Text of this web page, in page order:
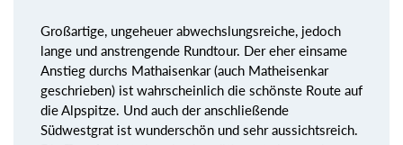
Großartige, ungeheuer abwechslungsreiche, jedoch
lange und anstrengende Rundtour. Der eher einsame
Anstieg durchs Mathaisenkar (auch Matheisenkar
geschrieben) ist wahrscheinlich die schönste Route auf
die Alpspitze. Und auch der anschließende
Südwestgrat ist wunderschön und sehr aussichtsreich.